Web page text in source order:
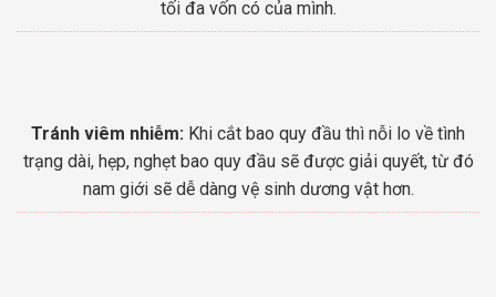
tối đa vốn có của mình.
Tránh viêm nhiễm: Khi cắt bao quy đầu thì nỗi lo về tình
trạng dài, hẹp, nghẹt bao quy đầu sẽ được giải quyết, từ đó
nam giới sẽ dễ dàng vệ sinh dương vật hơn.